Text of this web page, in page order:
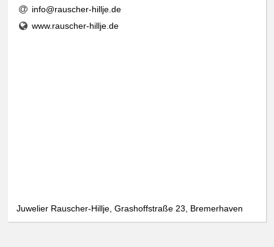
info@rauscher-hillje.de
www.rauscher-hillje.de
Juwelier Rauscher-Hillje, Grashoffstraße 23, Bremerhaven